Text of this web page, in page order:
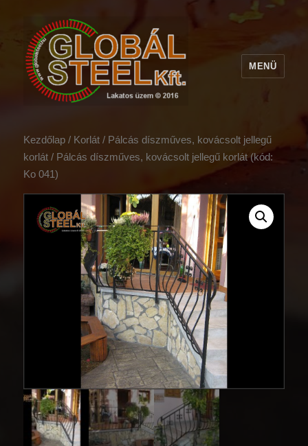
MENÜ
Kezdőlap / Korlát / Pálcás díszműves, kovácsolt jellegű
korlát / Pálcás díszműves, kovácsolt jellegű korlát (kód:
Ko 041)